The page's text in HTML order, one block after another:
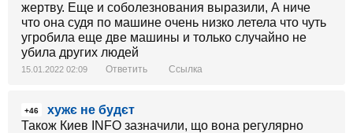
жертву. Еще и соболезнования выразили, А ниче
что она судя по машине очень низко летела что чуть
угробила еще две машины и только случайно не
убила других людей
15.01.2022 02:09 Ответить Ссылка
+46
хужє не будєт
Також Киев INFO зазначили, що вона регулярно